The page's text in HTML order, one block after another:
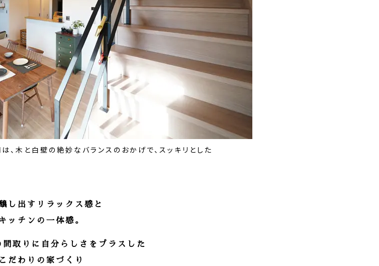
、木と白壁の絶妙なバランスのおかげで、スッキリとした
し出すリラックス感と
キッチンの一体感。
取りに自分らしさをプラスした
こだわりの家づくり